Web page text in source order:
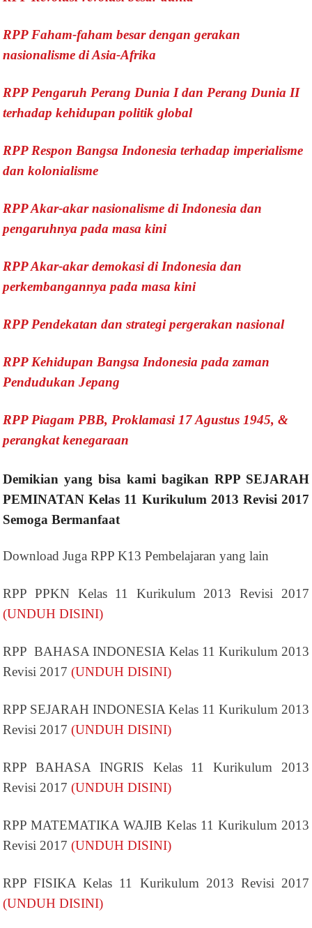
RPP Faham-faham besar dengan gerakan
nasionalisme di Asia-Afrika
RPP Pengaruh Perang Dunia I dan Perang Dunia II
terhadap kehidupan politik global
RPP Respon Bangsa Indonesia terhadap imperialisme
dan kolonialisme
RPP Akar-akar nasionalisme di Indonesia dan
pengaruhnya pada masa kini
RPP Akar-akar demokasi di Indonesia dan
perkembangannya pada masa kini
RPP Pendekatan dan strategi pergerakan nasional
RPP Kehidupan Bangsa Indonesia pada zaman
Pendudukan Jepang
RPP Piagam PBB, Proklamasi 17 Agustus 1945, &
perangkat kenegaraan
Demikian yang bisa kami bagikan RPP SEJARAH
PEMINATAN Kelas 11 Kurikulum 2013 Revisi 2017
Semoga Bermanfaat
Download Juga RPP K13 Pembelajaran yang lain
RPP PPKN Kelas 11 Kurikulum 2013 Revisi 2017
(UNDUH DISINI)
RPP BAHASA INDONESIA Kelas 11 Kurikulum 2013
Revisi 2017(UNDUH DISINI)
RPP SEJARAH INDONESIA Kelas 11 Kurikulum 2013
Revisi 2017 (UNDUH DISINI)
RPP BAHASA INGRIS Kelas 11 Kurikulum 2013
Revisi 2017(UNDUH DISINI)
RPP MATEMATIKA WAJIB Kelas 11 Kurikulum 2013
Revisi 2017(UNDUH DISINI)
RPP FISIKA Kelas 11 Kurikulum 2013 Revisi 2017
(UNDUH DISINI)